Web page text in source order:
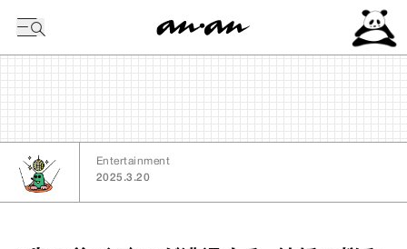
Entertainment
2025.3.20